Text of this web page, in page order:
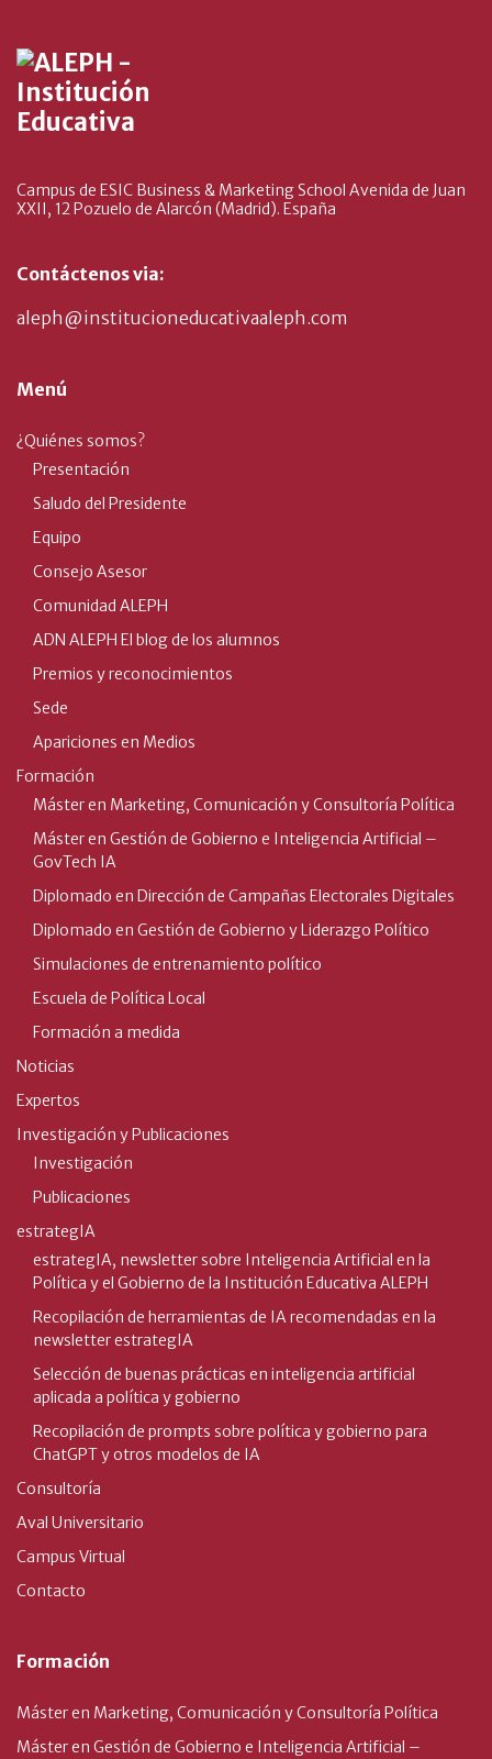
Campus de ESIC Business & Marketing School Avenida de Juan
XXII, 12 Pozuelo de Alarcón (Madrid). España
Contáctenos via:
aleph@institucioneducativaaleph.com
Menú
¿Quiénes somos?
Presentación
Saludo del Presidente
Equipo
Consejo Asesor
Comunidad ALEPH
ADN ALEPH El blog de los alumnos
Premios y reconocimientos
Sede
Apariciones en Medios
Formación
Máster en Marketing, Comunicación y Consultoría Política
Máster en Gestión de Gobierno e Inteligencia Artificial –
GovTech IA
Diplomado en Dirección de Campañas Electorales Digitales
Diplomado en Gestión de Gobierno y Liderazgo Político
Simulaciones de entrenamiento político
Escuela de Política Local
Formación a medida
Noticias
Expertos
Investigación y Publicaciones
Investigación
Publicaciones
estrategIA
estrategIA, newsletter sobre Inteligencia Artificial en la
Política y el Gobierno de la Institución Educativa ALEPH
Recopilación de herramientas de IA recomendadas en la
newsletter estrategIA
Selección de buenas prácticas en inteligencia artificial
aplicada a política y gobierno
Recopilación de prompts sobre política y gobierno para
ChatGPT y otros modelos de IA
Consultoría
Aval Universitario
Campus Virtual
Contacto
Formación
Máster en Marketing, Comunicación y Consultoría Política
Máster en Gestión de Gobierno e Inteligencia Artificial –